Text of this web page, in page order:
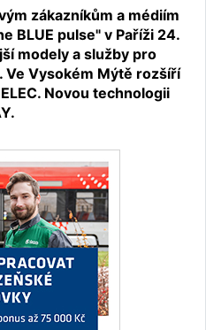
zákazníkům a médiím
BLUE pulse" v Paříži 24.
modely a služby pro
Vysokém Mýtě rozšíří
Novou technologii